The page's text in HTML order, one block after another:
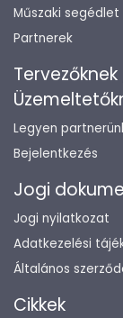
Műszaki segédlet
Partnerek
Legyen
Bejelentkezés
Jogi
Jogi nyilatkozat
Adatkezelési
Általános
Cikkek